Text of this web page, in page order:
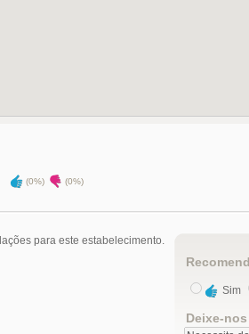
(0%) (0%)
para este estabelecimento.
Sim
Deixe-